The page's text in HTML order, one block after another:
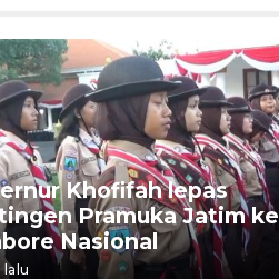
Khofifah lepas
Pramuka Jatim ke
Nasional
lalu